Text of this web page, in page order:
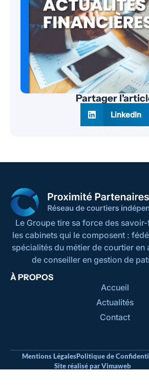
Partager
LinkedIn
Le Groupe tire sa force des
les cabinets qui le composent :
spécialités du métier de courtier en
de conseiller en gestion de
À PROPOS
Accueil
Actualités
Contact
Mentions LégalesPolitique de
Site réalisé par Vimaweb